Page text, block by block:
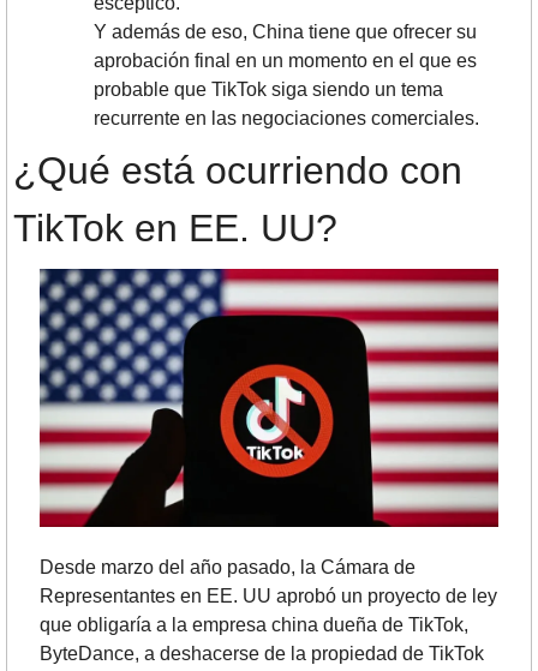
Y además de eso, China tiene que ofrecer su
aprobación final en un momento en el que es
probable que TikTok siga siendo un tema
recurrente en las negociaciones comerciales.
¿Qué está ocurriendo con
TikTok en EE. UU?
Desde marzo del año pasado, la Cámara de
Representantes en EE. UU aprobó un proyecto de ley
que obligaría a la empresa china dueña de TikTok,
ByteDance, a deshacerse de la propiedad de TikTok